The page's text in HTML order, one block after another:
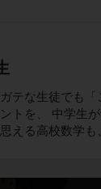
テな生徒でも「
トを、 中学生
える高校数学も